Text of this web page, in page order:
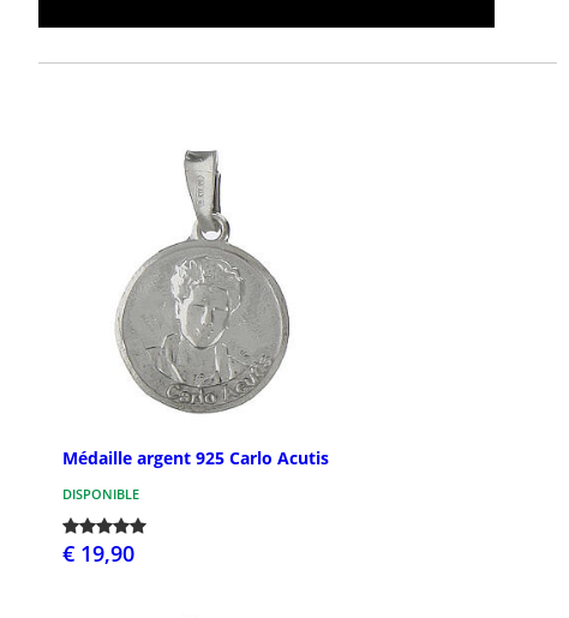
Médaille argent 925 Carlo Acutis
DISPONIBLE
€ 19,90